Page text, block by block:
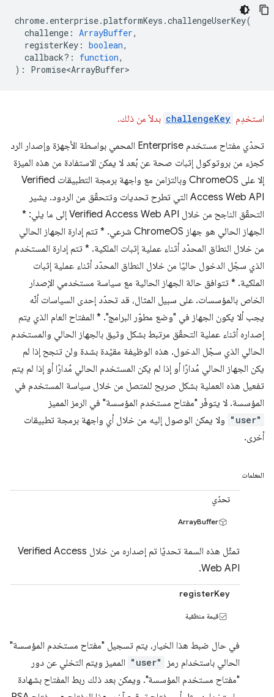
chrome. enterprise.platformKeys .challengeUserKey(
challenge : ArrayBuffer,
registerKey : boolean,
callback? : function,
) : Promise<ArrayBuffer>
استخدِم challengeKey بدلاً من ذلك.
تحدّي مفتاح مستخدم Enterprise المحمي بواسطة الأجهزة وإصدار الرد
كجزء من بروتوكول إثبات صحة عن بُعد لا يمكن الاستفادة من هذه الميزة
إلا على ChromeOS وبالتزامن مع واجهة برمجة التطبيقات Verified
Access Web API التي تطرح تحديات وتتحقّق من الردود. يشير
التحقّق الناجح من خلال Verified Access Web API إلى ما يلي: *
الجهاز الحالي هو جهاز ChromeOS شرعي. * تتم إدارة الجهاز الحالي
من خلال النطاق المحدّد أثناء عملية إثبات الملكية. * تتم إدارة المستخدم
الذي سجّل الدخول حاليًا من خلال النطاق المحدّد أثناء عملية إثبات
الملكية. * تتوافق حالة الجهاز الحالية مع سياسة مستخدمي الإصدار
الخاص بالمؤسسات. على سبيل المثال، قد تحدّد إحدى السياسات أنّه
يجب ألا يكون الجهاز في "وضع مطوّر البرامج". * المفتاح العام الذي يتم
إصداره أثناء عملية التحقّق مرتبط بشكل وثيق بالجهاز الحالي والمستخدم
الحالي الذي سجّل الدخول. هذه الوظيفة مقيّدة بشدة ولن تنجح إذا لم
يكن الجهاز الحالي مُدارًا أو إذا لم يكن المستخدم الحالي مُدارًا أو إذا لم يتم
تفعيل هذه العملية بشكل صريح للمتصل من خلال سياسة المستخدم في
المؤسسة. لا يتوفّر "مفتاح مستخدم المؤسسة" في الرمز المميز
"user" ولا يمكن الوصول إليه من خلال أي واجهة برمجة تطبيقات
أخرى.
المعلمات
تحدّي
ArrayBuffer
تمثّل هذه السمة تحديًا تم إصداره من خلال Verified Access
Web API.
registerKey
قيمة منطقية
في حال ضبط هذا الخيار، يتم تسجيل "مفتاح مستخدم المؤسسة"
الحالي باستخدام رمز
"user" المميز ويتم التخلي عن دور
"مفتاح مستخدم المؤسسة". ويمكن بعد ذلك ربط المفتاح بشهادة